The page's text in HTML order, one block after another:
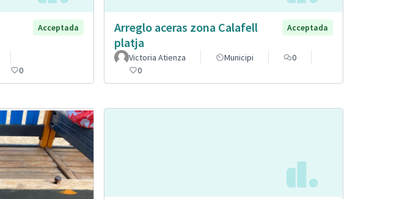
Acceptada
0
Arreglo aceras zona Calafell
platja
Acceptada
Victoria Atienza Municipi
0
0